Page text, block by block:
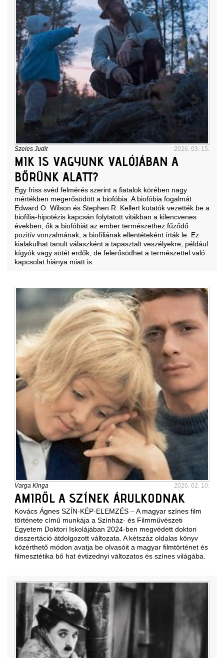
Szeles Judit 2026. 03. 15.
MIK IS VAGYUNK VALÓJÁBAN A
BŐRÜNK ALATT?
Egy friss svéd felmérés szerint a fiatalok körében nagy
mértékben megerősödött a biofóbia. A biofóbia fogalmát
Edward O. Wilson és Stephen R. Kellert kutatók vezették be a
biofília-hipotézis kapcsán folytatott vitákban a kilencvenes
években, ők a biofóbiát az ember természethez fűződő
pozitív vonzalmának, a biofíliának ellentéteként írták le. Ez
kialakulhat tanult válaszként a tapasztalt veszélyekre, például
kígyók vagy sötét erdők, de felerősödhet a természettel való
kapcsolat hiánya miatt is.
Varga Kinga 2026. 02. 10.
AMIRŐL A SZÍNEK ÁRULKODNAK
Kovács Ágnes SZÍN-KÉP-ELEMZÉS – A magyar színes film
története című munkája a Színház- és Filmművészeti
Egyetem Doktori Iskolájában 2024-ben megvédett doktori
disszertáció átdolgozott változata. A kétszáz oldalas könyv
közérthető módon avatja be olvasóit a magyar filmtörténet és
filmesztétika bő hat évtizednyi változatos és színes világába.